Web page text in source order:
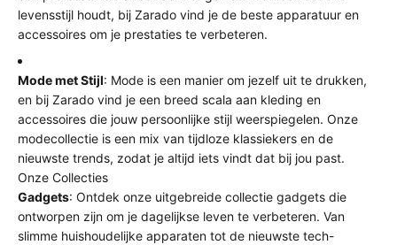
levensstijl houdt, bij Zarado vind je de beste apparatuur en
accessoires om je prestaties te verbeteren.
Mode met Stijl: Mode is een manier om jezelf uit te drukken,
en bij Zarado vind je een breed scala aan kleding en
accessoires die jouw persoonlijke stijl weerspiegelen. Onze
modecollectie is een mix van tijdloze klassiekers en de
nieuwste trends, zodat je altijd iets vindt dat bij jou past.
Onze Collecties
Gadgets: Ontdek onze uitgebreide collectie gadgets die
ontworpen zijn om je dagelijkse leven te verbeteren. Van
slimme huishoudelijke apparaten tot de nieuwste tech-